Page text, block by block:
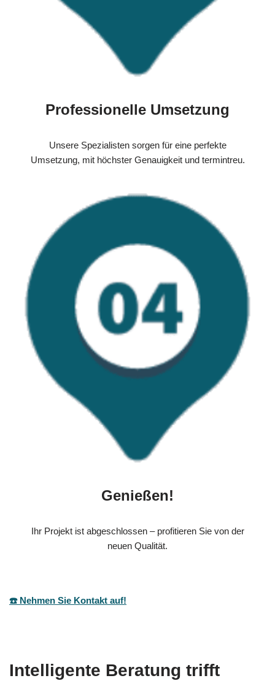
Professionelle Umsetzung
Unsere Spezialisten sorgen für eine perfekte
Umsetzung, mit höchster Genauigkeit und termintreu.
Genießen!
Ihr Projekt ist abgeschlossen – profitieren Sie von der
neuen Qualität.
☎️ Nehmen Sie Kontakt auf!
Intelligente Beratung trifft